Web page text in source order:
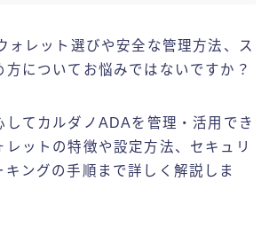
ョン
ース
ォレット選びや安全な管理方法、ス
方についてお悩みではないですか？
してカルダノADAを管理・活用でき
レットの特徴や設定方法、セキュリ
キングの手順まで詳しく解説しま